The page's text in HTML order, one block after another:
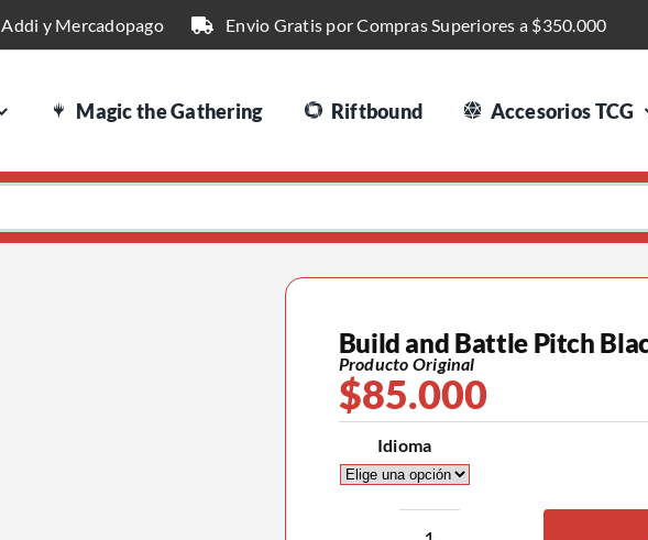
Addi y Mercadopago Envio Gratis por Compras Superiores a $350.000
Magic the Gathering Riftbound Accesorios TCG
Build and Battle Pitch
Producto Original
$85.000
Idioma